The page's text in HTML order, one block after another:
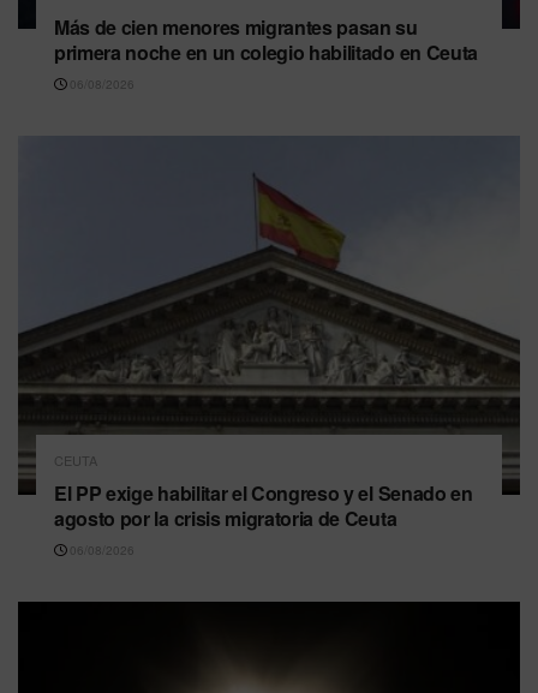
Más de cien menores migrantes pasan su
primera noche en un colegio habilitado en Ceuta
06/08/2026
CEUTA
El PP exige habilitar el Congreso y el Senado en
agosto por la crisis migratoria de Ceuta
06/08/2026